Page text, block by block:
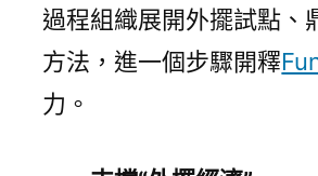
過程組織展開外擺試點、
方法，進一個步驟開釋
力。